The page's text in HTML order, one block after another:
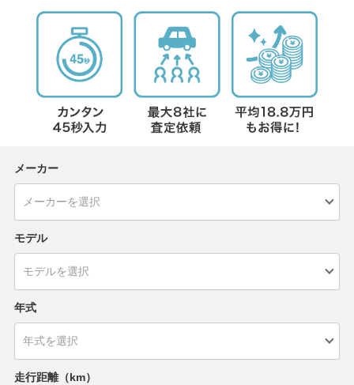
メーカー
モデル
年式
走行距離（km）